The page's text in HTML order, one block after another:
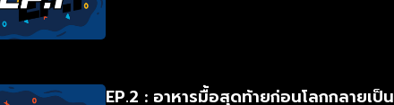
EP.2 : อาหารมื้อสุดท้ายก่อนโลกกลายเป็น